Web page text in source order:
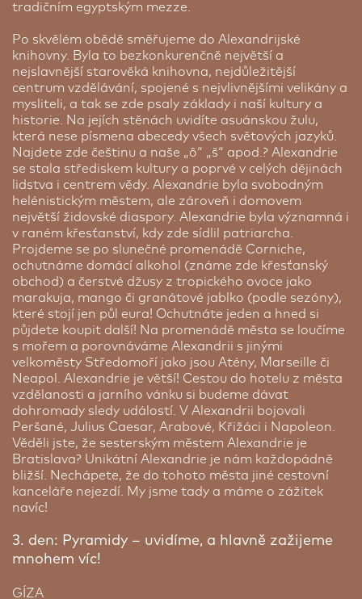
Nejlepší hotely světa: Marriot Mena House, Káhira 3 noci
Marriot Mena House je hotel s historií. Nachází se
jen kousek od majestátní Cheopsovy pyramidy.
V roce 1890 to byl první hotel v Egyptě, který měl
bazén a mezi jeho hosty patřila Agatha Christie,
Winston Churchill, Richard Nixon nebo Ismail
Pasha. Od 1.2.2018 patří hotel pod síť Marriot.
Užijte si Káhiru na exkluzivní adrese. Cena je
platná pro 1 osobu při obsazenosti pokoje typu
deluxe gardenview dvěma osobami, se snídaní.
Cena od: 25 480 Kč
tradičním egyptským mezze.
Po skvělém obědě směřujeme do Alexandrijské
knihovny. Byla to bezkonkurenčně největší a
nejslavnější starověká knihovna, nejdůležitější
centrum vzdělávání, spojené s nejvlivnějšími velikány a
mysliteli, a tak se zde psaly základy i naší kultury a
historie. Na jejích stěnách uvidíte asuánskou žulu,
která nese písmena abecedy všech světových jazyků.
Najdete zde češtinu a naše „ô“ „š“ apod.? Alexandrie
se stala střediskem kultury a poprvé v celých dějinách
lidstva i centrem vědy. Alexandrie byla svobodným
helénistickým městem, ale zároveň i domovem
největší židovské diaspory. Alexandrie byla významná i
v raném křesťanství, kdy zde sídlil patriarcha.
Projdeme se po slunečné promenádě Corniche,
ochutnáme domácí alkohol (známe zde křesťanský
obchod) a čerstvé džusy z tropického ovoce jako
marakuja, mango či granátové jablko (podle sezóny),
které stojí jen půl eura! Ochutnáte jeden a hned si
půjdete koupit další! Na promenádě města se loučíme
s mořem a porovnáváme Alexandrii s jinými
velkoměsty Středomoří jako jsou Atény, Marseille či
Neapol. Alexandrie je větší! Cestou do hotelu z města
vzdělanosti a jarního vánku si budeme dávat
dohromady sledy událostí. V Alexandrii bojovali
Peršané, Julius Caesar, Arabové, Křižáci i Napoleon.
Věděli jste, že sesterským městem Alexandrie je
Bratislava? Unikátní Alexandrie je nám každopádně
bližší. Nechápete, že do tohoto města jiné cestovní
kanceláře nejezdí. My jsme tady a máme o zážitek
navíc!
3. den: Pyramidy – uvidíme, a hlavně zažijeme
mnohem víc!
GÍZA